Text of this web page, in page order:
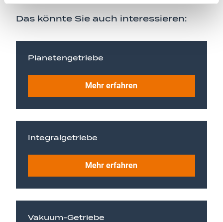
Das könnte Sie auch interessieren:
Planetengetriebe
Mehr erfahren
Integralgetriebe
Mehr erfahren
Vakuum-Getriebe